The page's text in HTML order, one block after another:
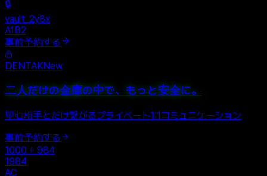
🔒
private_01
3
🔒
vault_2y8x
事前予約する
DENTAK New
二人だけの金庫の中で、もっと安全に。
望む相手とだけ繋がるプライベート1:1コミュニケーション